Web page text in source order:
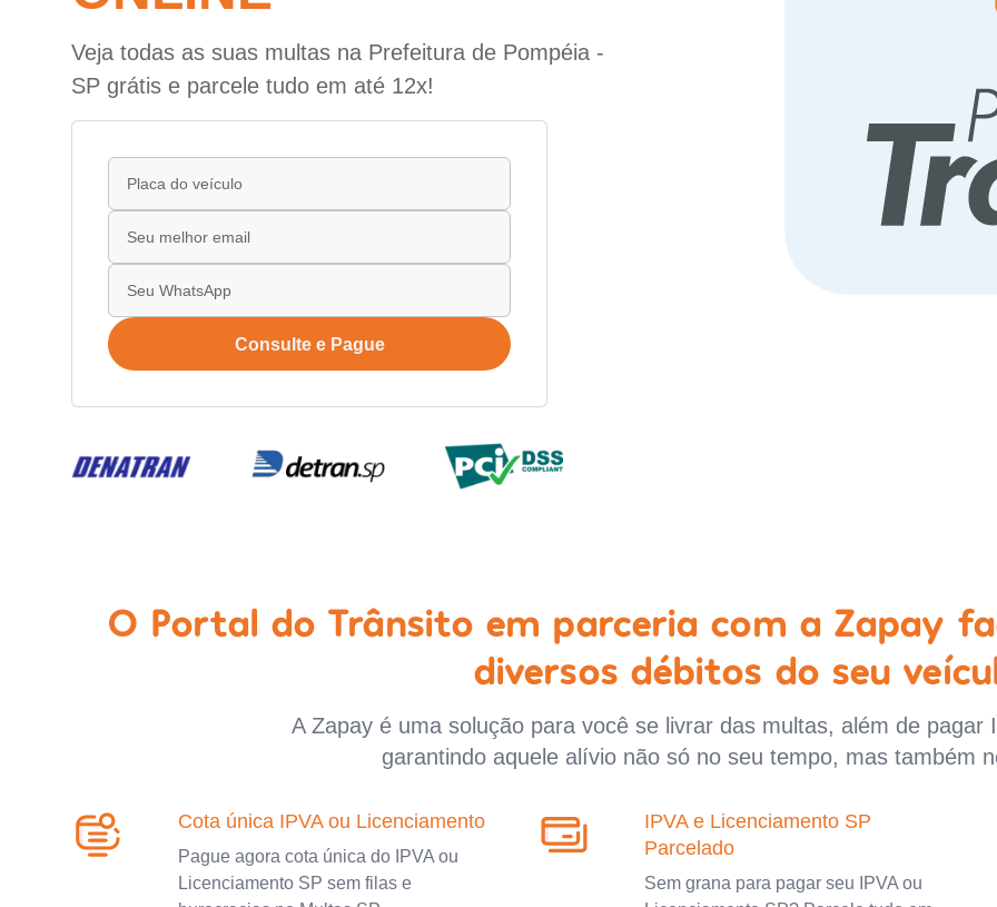
Veja todas as suas multas na Prefeitura de Pompéia -
SP grátis e parcele tudo em até 12x!
Consulte e Pague
O Portal do Trânsito em parceria com a Zapay
diversos débitos do seu
A Zapay é uma solução para você se livrar das multas, além de pagar
garantindo aquele alívio não só no seu tempo, mas também
Cota única IPVA ou Licenciamento
Pague agora cota única do IPVA ou
Licenciamento SP sem filas e
IPVA e Licenciamento SP
Parcelado
Sem grana para pagar seu IPVA ou